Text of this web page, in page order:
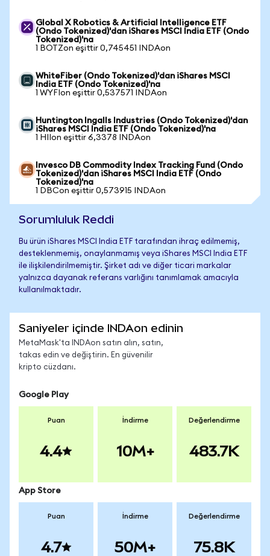
Global X Robotics & Artificial Intelligence ETF
(Ondo Tokenized)'dan iShares MSCI India ETF (Ondo
Tokenized)'na
1 BOTZon eşittir 0,745451 INDAon
WhiteFiber (Ondo Tokenized)'dan iShares MSCI
India ETF (Ondo Tokenized)'na
1 WYFIon eşittir 0,537571 INDAon
Huntington Ingalls Industries (Ondo Tokenized)'dan
iShares MSCI India ETF (Ondo Tokenized)'na
1 HIIon eşittir 6,3378 INDAon
Invesco DB Commodity Index Tracking Fund (Ondo
Tokenized)'dan iShares MSCI India ETF (Ondo
Tokenized)'na
1 DBCon eşittir 0,573915 INDAon
Sorumluluk Reddi
Bu ürün iShares MSCI India ETF tarafından ihraç edilmemiş,
desteklenmemiş, onaylanmamış veya iShares MSCI India ETF
ile ilişkilendirilmemiştir. Şirket adı ve diğer ticari markalar
yalnızca dayanak referans varlığını tanımlamak amacıyla
kullanılmaktadır.
Saniyeler içinde INDAon edinin
MetaMask'ta INDAon satın alın, satın,
takas edin ve değiştirin. En güvenilir
kripto cüzdanı.
Google Play
Puan
4.4
İndirme
10M+
Değerlendirme
483.7K
App Store
Puan
4.7
İndirme
50M+
Değerlendirme
75.8K